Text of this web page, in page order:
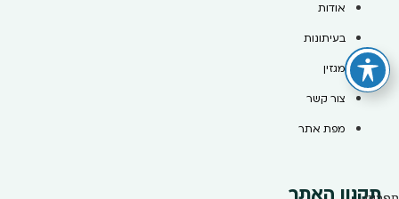
אודות
בעיתונות
מגזין
צור קשר
מפת אתר
תקנון האתר